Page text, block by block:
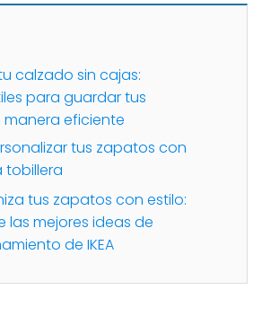
calzado sin cajas:
para guardar tus
eficiente
tus zapatos con
tobillera
tus zapatos con estilo:
las mejores ideas de
de IKEA